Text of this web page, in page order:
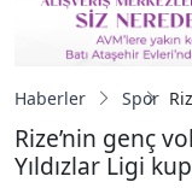
Haberler Spor
Rize’nin genç
Yıldızlar Ligi